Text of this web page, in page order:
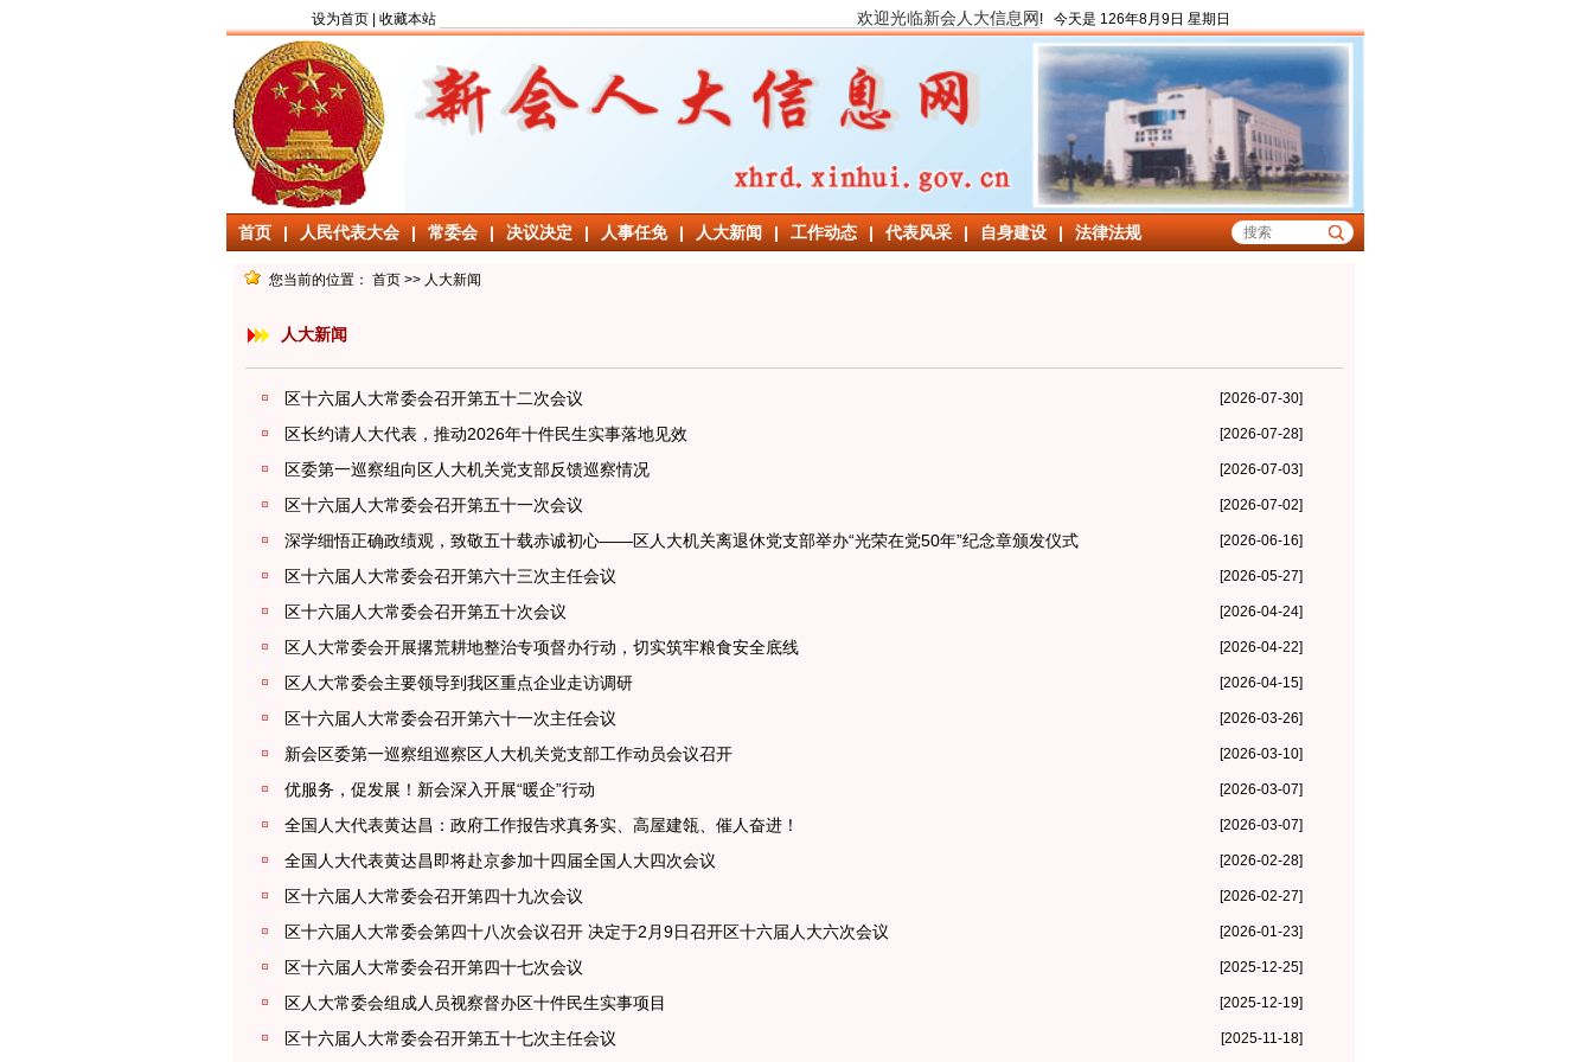
设为首页 收藏本站 欢迎光临新会人大信息网 ! 今天是 126年8月9日 星期日
首页 | 人民代表大会 | 常委会 | 决议决定 | 人事任免 | 人大新闻 | 工作动态 | 代表风采 | 自身建设 | 法律法规
您当前的位置： 首页>> 人大新闻
人大新闻
区十六届人大常委会召开第五十二次会议 [2026-07-30]
区长约请人大代表，推动2026年十件民生实事落地见效 [2026-07-28]
区委第一巡察组向区人大机关党支部反馈巡察情况 [2026-07-03]
区十六届人大常委会召开第五十一次会议 [2026-07-02]
深学细悟正确政绩观，致敬五十载赤诚初心——区人大机关离退休党支部举办“光荣在党50年”纪念章颁发仪式 [2026-06-16]
区十六届人大常委会召开第六十三次主任会议 [2026-05-27]
区十六届人大常委会召开第五十次会议 [2026-04-24]
区人大常委会开展撂荒耕地整治专项督办行动，切实筑牢粮食安全底线 [2026-04-22]
区人大常委会主要领导到我区重点企业走访调研 [2026-04-15]
区十六届人大常委会召开第六十一次主任会议 [2026-03-26]
新会区委第一巡察组巡察区人大机关党支部工作动员会议召开 [2026-03-10]
优服务，促发展！新会深入开展“暖企”行动 [2026-03-07]
全国人大代表黄达昌：政府工作报告求真务实、高屋建瓴、催人奋进！ [2026-03-07]
全国人大代表黄达昌即将赴京参加十四届全国人大四次会议 [2026-02-28]
区十六届人大常委会召开第四十九次会议 [2026-02-27]
区十六届人大常委会第四十八次会议召开 决定于2月9日召开区十六届人大六次会议 [2026-01-23]
区十六届人大常委会召开第四十七次会议 [2025-12-25]
区人大常委会组成人员视察督办区十件民生实事项目 [2025-12-19]
区十六届人大常委会召开第五十七次主任会议 [2025-11-18]